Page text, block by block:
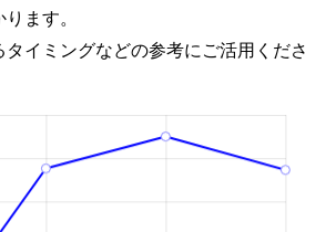
ます。
イミングなどの参考にご活用くださ